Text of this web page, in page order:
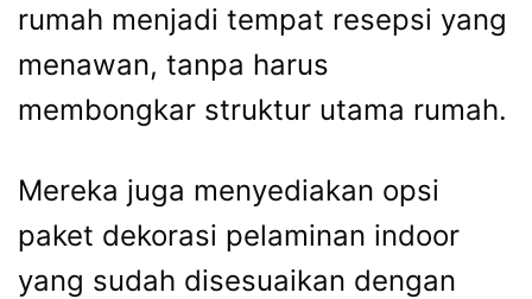
rumah menjadi tempat resepsi yang
menawan, tanpa harus
membongkar struktur utama rumah.
Mereka juga menyediakan opsi
paket dekorasi pelaminan indoor
yang sudah disesuaikan dengan